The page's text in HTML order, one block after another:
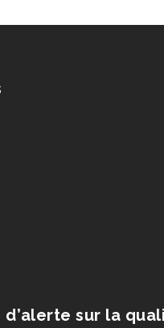
sur la